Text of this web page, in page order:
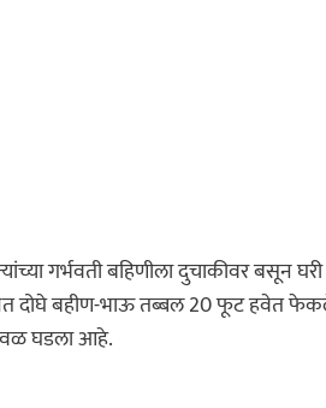
गर्भवती बहिणीला दुचाकीवर बसून
दोघे बहीण-भाऊ तब्बल 20 फूट हवेत फेकले
घडला आहे.